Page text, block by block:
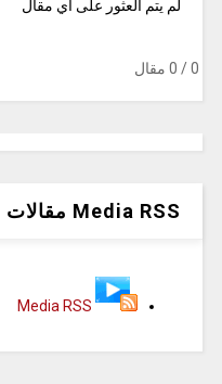
لم يتم العثور على أي مقال
0/ 0 مقال
Media RSS مقالات
Media RSS